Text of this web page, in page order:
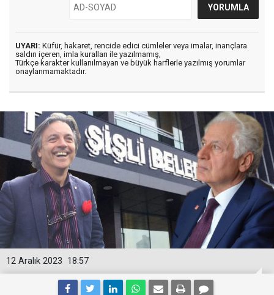
UYARI: Küfür, hakaret, rencide edici cümleler veya imalar, inançlara
saldırı içeren, imla kuralları ile yazılmamış,
Türkçe karakter kullanılmayan ve büyük harflerle yazılmış yorumlar
onaylanmamaktadır.
18:57
12 Aralık 2023